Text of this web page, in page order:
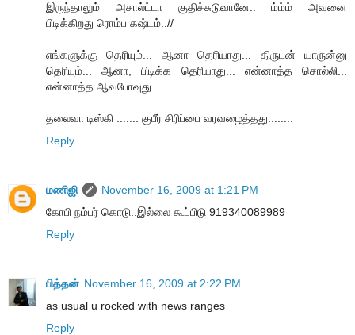
இருந்தாலும் அசால்ட்டா குதிச்சுடுவானே.. ம்ம்ம் அவனை
பிடிக்கிறது ரொம்ப கஷ்டம்..//
எங்க‌ளுக்கு தெரியும்... ஆனா தெரியாது... திருட‌ன் யாருன்னு
தெரியும்... ஆனா, பிடிக்க‌ தெரியாது... என்னாத்த‌ சொல்லி...
என்னாத்த‌ ஆவ‌போவுது...
த‌லைவா டிஸ்கி ....... குபீர் சிரிப்பை வரவழைத்தது........
Reply
மணிஜி
November 16, 2009 at 1:21 PM
கோபி நம்பர் கொடு..இல்லை கூப்பிடு 919340089989
Reply
பித்தன் November 16, 2009 at 2:22 PM
as usual u rocked with news ranges
Reply